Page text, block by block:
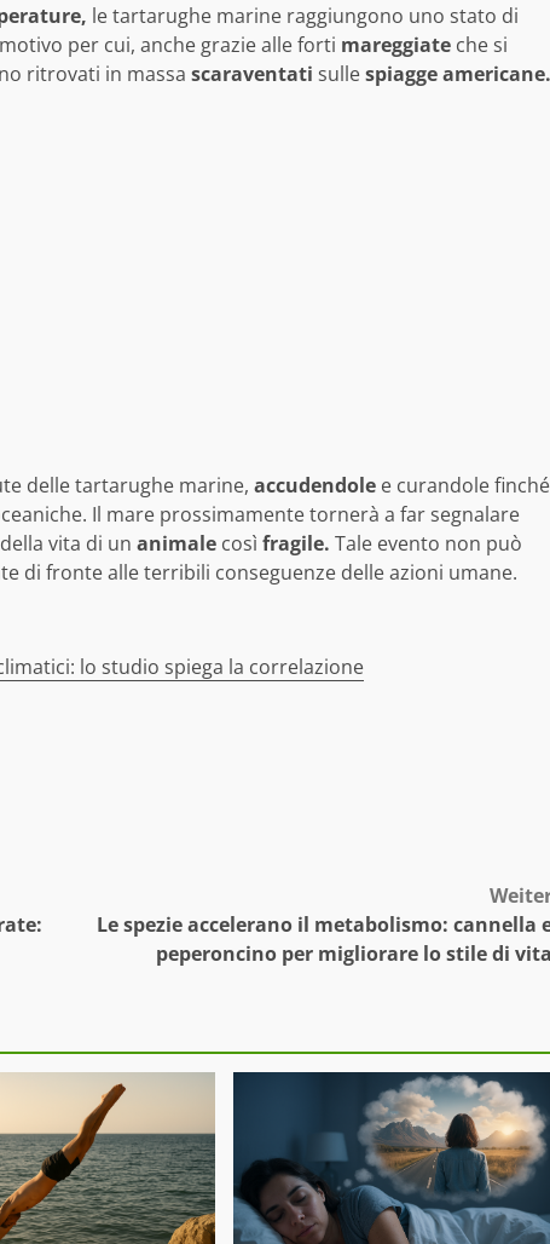
le tartarughe marine raggiungono uno stato di
per cui, anche grazie alle forti mareggiate che si
ritrovati in massa scaraventati sullespiagge americane.
delle tartarughe marine, accudendole e curandole finché
Il mare prossimamente tornerà a far segnalare
vita di un animale così fragile. Tale evento non può
di fronte alle terribili conseguenze delle azioni umane.
lo studio spiega la correlazione
Le spezie accelerano il metabolismo: cannella
peperoncino per migliorare lo stile di